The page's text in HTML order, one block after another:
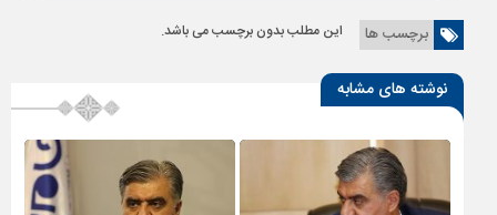
برچسب ها این مطلب بدون برچسب می باشد.
نوشته های مشابه